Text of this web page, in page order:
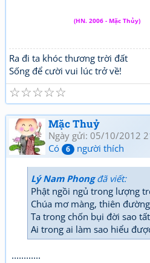
(HN. 2006 - Mặc Thủy)
Ra đi ta khóc thương trời đất
Sống để cười vui lúc trở về!
☆
☆
☆
☆
☆
Mặc Thuỷ
Ngày gửi: 05/10/2012
Có
6 người thích
Lý Nam Phongđã viết:
Phật ngồi ngủ trong lượng
Chúa mơ màng, thiên
Ta trong chốn bụi đời sao
Ai trong ai làm sao hiểu
............